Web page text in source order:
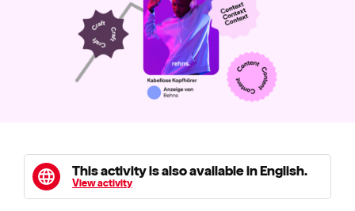
This activity is also available in English.
View activity